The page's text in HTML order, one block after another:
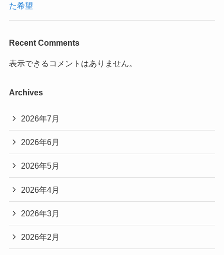
た希望
Recent Comments
表示できるコメントはありません。
Archives
2026年7月
2026年6月
2026年5月
2026年4月
2026年3月
2026年2月